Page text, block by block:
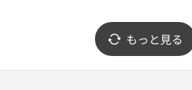
もっと見る